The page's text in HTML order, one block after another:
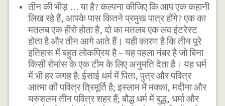
तीन की भीड़ … या है? कल्पना कीजिए कि आप एक कहानी
लिख रहे हैं, आपके पास कितने प्रमुख पात्र होंगे? एक का
मतलब एक हीरो होता है, दो का मतलब एक लव इंटरेस्ट
होता है और तीन आगे आते हैं। यही कारण है कि तीन पूरे
इतिहास में बहुत लोकप्रिय है – यह पहला नंबर है जो बिना
किसी रोमांस के एक टीम के लिए अनुमति देता है। यह धर्म
में भी हर जगह है: ईसाई धर्म में पिता, पुत्र और पवित्र
आत्मा की पवित्र त्रिमूर्ति है; इस्लाम में मक्का, मदीना और
यरुशलम तीन पवित्र शहर हैं; बौद्ध धर्म में बुद्ध, धर्मा और